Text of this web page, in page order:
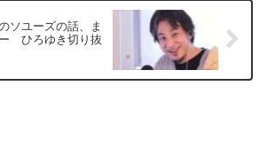
ソユーズの話、ま
ひろゆき切り抜